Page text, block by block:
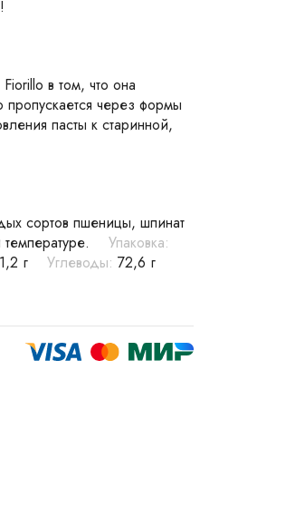
в том, что она
пропускается через формы
пасты к старинной,
сортов пшеницы, шпинат
Упаковка:
1,2 г Углеводы: 72,6 г